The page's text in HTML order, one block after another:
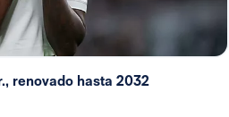
renovado hasta 2032